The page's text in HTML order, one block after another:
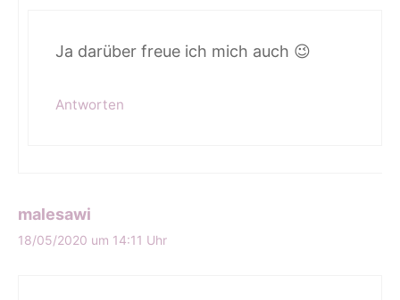
Ja darüber freue ich mich auch 😉
Antworten
malesawi
18/05/2020 um 14:11 Uhr